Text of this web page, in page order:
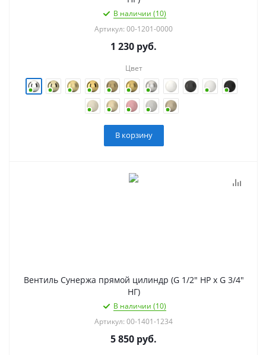
В наличии (10)
Артикул: 00-1201-0000
1 230 руб.
Цвет
В корзину
Вентиль Сунержа прямой цилиндр (G 1/2" НР х G 3/4"
НГ)
В наличии (10)
Артикул: 00-1401-1234
5 850 руб.